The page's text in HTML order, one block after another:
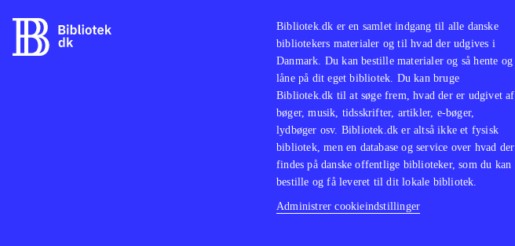
Bibliotek.dk er en samlet indgang til alle danske
bibliotekers materialer og til hvad der udgives i
Danmark. Du kan bestille materialer og så hente og
låne på dit eget bibliotek. Du kan bruge
Bibliotek.dk til at søge frem, hvad der er udgivet af
bøger, musik, tidsskrifter, artikler, e-bøger,
lydbøger osv. Bibliotek.dk er altså ikke et fysisk
bibliotek, men en database og service over hvad der
findes på danske offentlige biblioteker, som du kan
bestille og få leveret til dit lokale bibliotek.
Administrer cookieindstillinger